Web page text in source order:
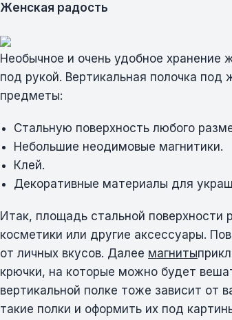
Женская радость
Необычное и очень удобное хранение
под рукой. Вертикальная полочка
предметы:
Стальную поверхность любого
Небольшие неодимовые магнитики.
Клей.
Декоративные материалы для
Итак, площадь стальной поверхности
косметики или другие аксессуары.
от личных вкусов. Далее магниты
крючки, на которые можно будет
вертикальной полке тоже зависит от
такие полки и оформить их под